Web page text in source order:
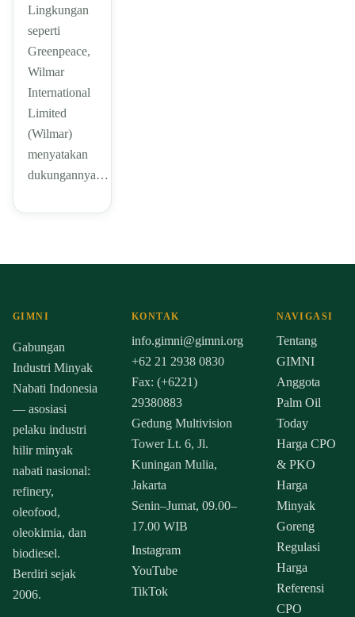
Lingkungan
seperti
Greenpeace,
Wilmar
International
Limited
(Wilmar)
menyatakan
dukungannya…
GIMNI
Gabungan
Industri Minyak
Nabati Indonesia
— asosiasi
pelaku industri
hilir minyak
nabati nasional:
refinery,
oleofood,
oleokimia, dan
biodiesel.
Berdiri sejak
2006.
KONTAK
info.gimni@gimni.org
+62 21 2938 0830
Fax: (+6221)
29380883
Gedung Multivision
Tower Lt. 6, Jl.
Kuningan Mulia,
Jakarta
Senin–Jumat, 09.00–
17.00 WIB
Instagram
YouTube
TikTok
NAVIGASI
Tentang
GIMNI
Anggota
Palm Oil
Today
Harga CPO
& PKO
Harga
Minyak
Goreng
Regulasi
Harga
Referensi
CPO